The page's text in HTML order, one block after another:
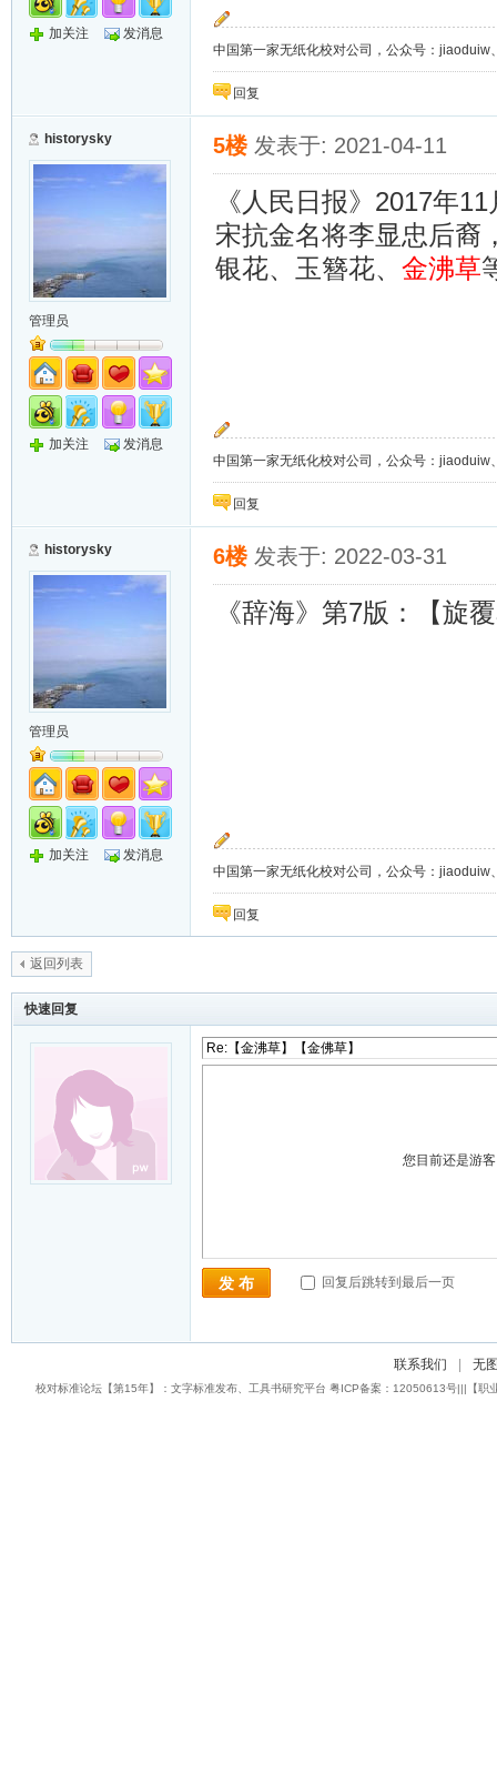
加关注
发消息
中国第一家无纸化校对公司，公众号：
回复
historysky
管理员
加关注 发消息
5楼 发表于: 2021-04-11
《人民日报》 2017年11
宋抗金名将李显忠后裔
银花、玉簪花、 金沸草
中国第一家无纸化校对公司，公众号：
回复
historysky
管理员
加关注 发消息
6楼 发表于: 2022-03-31
《辞海》第7版： 【旋
中国第一家无纸化校对公司，公众号：
回复
返回列表
快速回复
您目前还是游
发 布 回复后跳转到最后一页
联系我们 无
校对标准论坛【第15年】：文字标准发布、工具书研究平台 粤ICP备案：12050613号|||【